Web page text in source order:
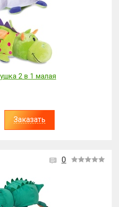
2 в 1 малая
Заказать
0